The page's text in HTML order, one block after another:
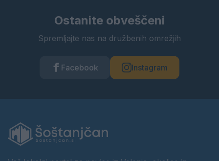
Ostanite obveščeni
Spremljajte nas na družbenih omrežjih
Facebook Instagram